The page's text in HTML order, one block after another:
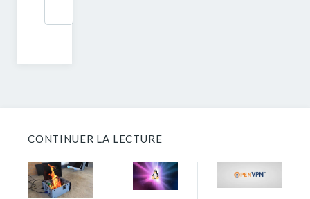
CONTINUER LA LECTURE